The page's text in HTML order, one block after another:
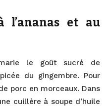
l’ananas et au
le goût sucré de
du gingembre. Pour
porc en morceaux. Dans
cuillère à soupe d’huile